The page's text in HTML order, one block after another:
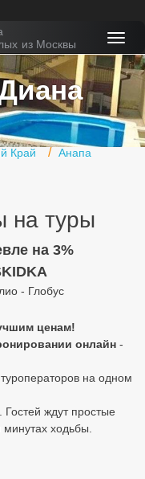
из Москвы
Край
Анапа
на туры
на 3%
- Глобус
ценам!
онлайн -
на одном
ждут простые
ходьбы.